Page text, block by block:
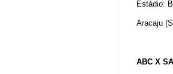
Estádio:
Aracaju
ABC X